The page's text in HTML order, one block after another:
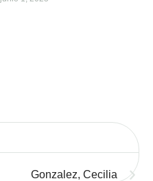
Gonzalez, Cecilia